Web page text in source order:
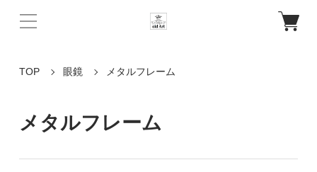
TOP 眼鏡 メタルフレーム
メタルフレーム